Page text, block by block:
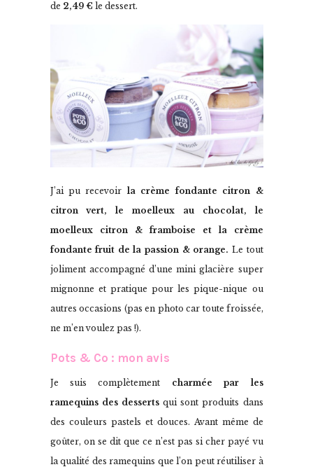
de 2,49 € le dessert.
J’ai pu recevoir la crème fondante citron &
citron vert, le moelleux au chocolat, le
moelleux citron & framboise et la crème
fondante fruit de la passion & orange. Le tout
joliment accompagné d’une mini glacière super
mignonne et pratique pour les pique-nique ou
autres occasions (pas en photo car toute froissée,
ne m’en voulez pas !).
Pots & Co : mon avis
Je suis complètement charmée par les
ramequins des dessertsqui sont produits dans
des couleurs pastels et douces. Avant même de
goûter, on se dit que ce n’est pas si cher payé vu
la qualité des ramequins que l’on peut réutiliser à